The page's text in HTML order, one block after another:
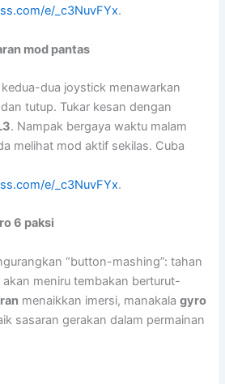
e/_c3NuvFYx.
mod pantas
kedua-dua joystick menawarkan
tutup. Tukar kesan dengan
. Nampak bergaya waktu malam
melihat mod aktif sekilas. Cuba
e/_c3NuvFYx.
6 paksi
“button-mashing”: tahan
meniru tembakan berturut-
menaikkan imersi, manakalagyro
sasaran gerakan dalam permainan